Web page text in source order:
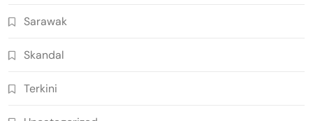
Sarawak
Skandal
Terkini